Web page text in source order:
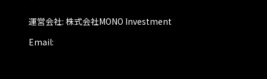
運営会社: 株式会社MONO Investment
Email: